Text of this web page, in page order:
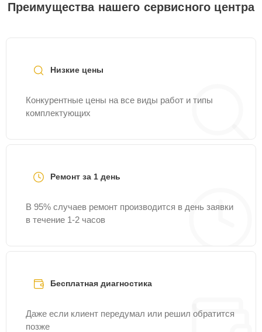
Преимущества нашего сервисного центра
Низкие цены
Конкурентные цены на все виды работ и типы
комплектующих
Ремонт за 1 день
В 95% случаев ремонт производится в день заявки
в течение 1-2 часов
Бесплатная диагностика
Даже если клиент передумал или решил обратится
позже